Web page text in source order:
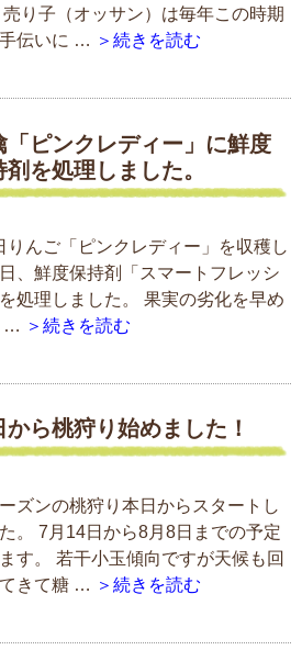
り子（オッサン）は毎年この時期
伝いに … ＞続きを読む
「ピンクレディー」に鮮度
剤を処理しました。
りんご「ピンクレディー」を収穫し
、鮮度保持剤「スマートフレッシ
処理しました。 果実の劣化を早め
… ＞続きを読む
から桃狩り始めました！
ズンの桃狩り本日からスタートし
。 7月14日から8月8日までの予定
す。 若干小玉傾向ですが天候も回
きて糖 … ＞続きを読む